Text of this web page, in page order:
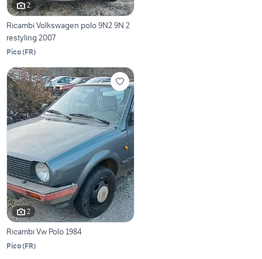
2
Ricambi Volkswagen polo 9N2 9N 2
restyling 2007
Pico(FR)
2
Ricambi Vw Polo 1984
Pico(FR)